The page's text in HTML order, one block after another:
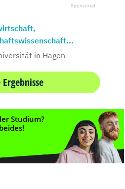
in Hagen
hilfreich für dich?